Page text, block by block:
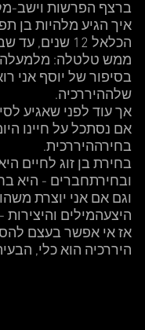
ברצף הפרשות וישב-
איך הגיע מלהיות בן
הכלאל 12 שנים, עד שביום אחד עלה לגדולה עד תפקיד המשנה למלך.
ממש טלטלה: מלמעלה
בסיפור של יוסף אני
שלההיררכיה.
אך עוד לפני שאגיע
אם נסתכל על חיינו
בחירההיררכית.
בחירת בן זוג לחיים
ובחירתחברים - היא
וגם אם אני יוצרת
היצעהמילים
אז אי אפשר בעצם
היררכיה הוא כלי,